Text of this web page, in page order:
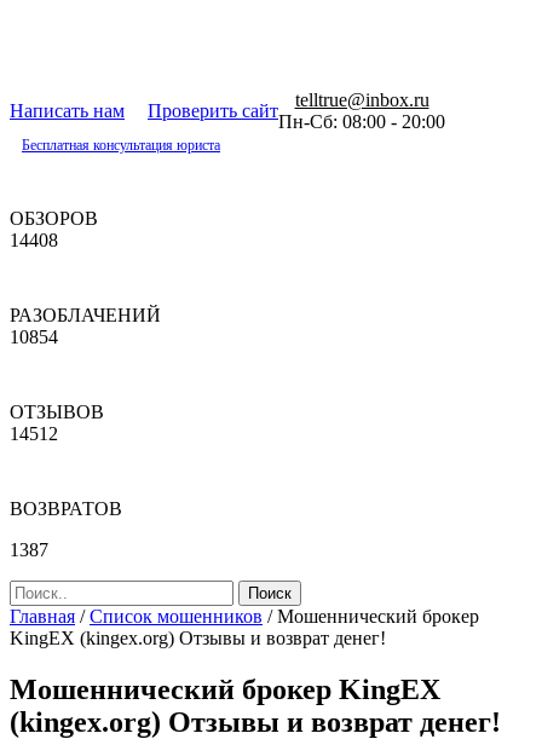
Написать нам Проверить сайт
telltrue@inbox.ru
Пн-Сб: 08:00 - 20:00
Бесплатная консультация юриста
ОБЗОРОВ
14408
РАЗОБЛАЧЕНИЙ
10854
ОТЗЫВОВ
14512
ВОЗВРАТОВ
1387
Главная /Список мошенников /Мошеннический брокер
KingEX (kingex.org) Отзывы и возврат денег!
Мошеннический брокер KingEX
(kingex.org) Отзывы и возврат денег!